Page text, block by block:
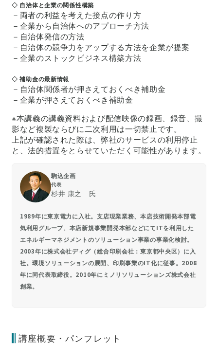
◇ 自治体と企業の関係性構築
－両者の利益を考えた接点の作り方
－企業から自治体へのアプローチ方法
－自治体発信の方法
－自治体の競争力をアップする方法を企業が提案
－企業のストックビジネス構築方法
◇ 補助金の最新情報
－自治体関係者が押さえておくべき補助金
－企業が押さえておくべき補助金
※本講義の講義資料および配信映像の録画、録音、撮
影など複製ならびに二次利用は一切禁止です。
上記が確認された際は、弊社のサービスの利用停止
と、法的措置をとらせていただく可能性があります。
駒込企画
代表
杉井 康之 氏
1989年に東京電力に入社。支店現業業務、本店技術開発本部電
気利用グループ、本店新規事業開発本部などにてITを利用した
エネルギーマネジメントのソリューション事業の事業化検討。
2003年に株式会社ディグ（総合印刷会社：東京都中央区）に入
社。環境ソリューションの展開、印刷事業のIT化に従事。2008
年に同代表取締役。2010年にミノリソリューションズ株式会社
創業。
講座概要・パンフレット